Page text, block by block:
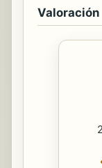
Valoración